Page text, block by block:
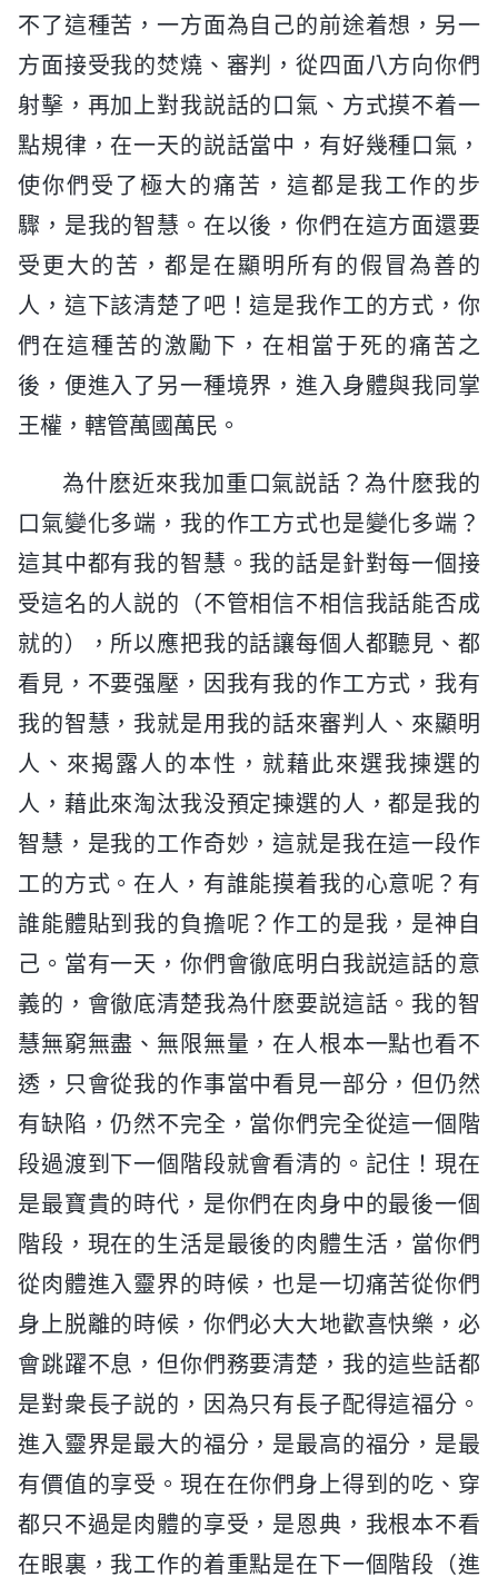
不了這種苦，一方面為自己的前途着想，另一
方面接受我的焚燒、審判，從四面八方向你們
射擊，再加上對我説話的口氣、方式摸不着一
點規律，在一天的説話當中，有好幾種口氣，
使你們受了極大的痛苦，這都是我工作的步
驟，是我的智慧。在以後，你們在這方面還要
受更大的苦，都是在顯明所有的假冒為善的
人，這下該清楚了吧！這是我作工的方式，你
們在這種苦的激勵下，在相當于死的痛苦之
後，便進入了另一種境界，進入身體與我同掌
王權，轄管萬國萬民。
為什麽近來我加重口氣説話？為什麽我的
口氣變化多端，我的作工方式也是變化多端？
這其中都有我的智慧。我的話是針對每一個接
受這名的人説的（不管相信不相信我話能否成
就的），所以應把我的話讓每個人都聽見、都
看見，不要强壓，因我有我的作工方式，我有
我的智慧，我就是用我的話來審判人、來顯明
人、來揭露人的本性，就藉此來選我揀選的
人，藉此來淘汰我没預定揀選的人，都是我的
智慧，是我的工作奇妙，這就是我在這一段作
工的方式。在人，有誰能摸着我的心意呢？有
誰能體貼到我的負擔呢？作工的是我，是神自
己。當有一天，你們會徹底明白我説這話的意
義的，會徹底清楚我為什麽要説這話。我的智
慧無窮無盡、無限無量，在人根本一點也看不
透，只會從我的作事當中看見一部分，但仍然
有缺陷，仍然不完全，當你們完全從這一個階
段過渡到下一個階段就會看清的。記住！現在
是最寶貴的時代，是你們在肉身中的最後一個
階段，現在的生活是最後的肉體生活，當你們
從肉體進入靈界的時候，也是一切痛苦從你們
身上脱離的時候，你們必大大地歡喜快樂，必
會跳躍不息，但你們務要清楚，我的這些話都
是對衆長子説的，因為只有長子配得這福分。
進入靈界是最大的福分，是最高的福分，是最
有價值的享受。現在在你們身上得到的吃、穿
都只不過是肉體的享受，是恩典，我根本不看
在眼裏，我工作的着重點是在下一個階段（進